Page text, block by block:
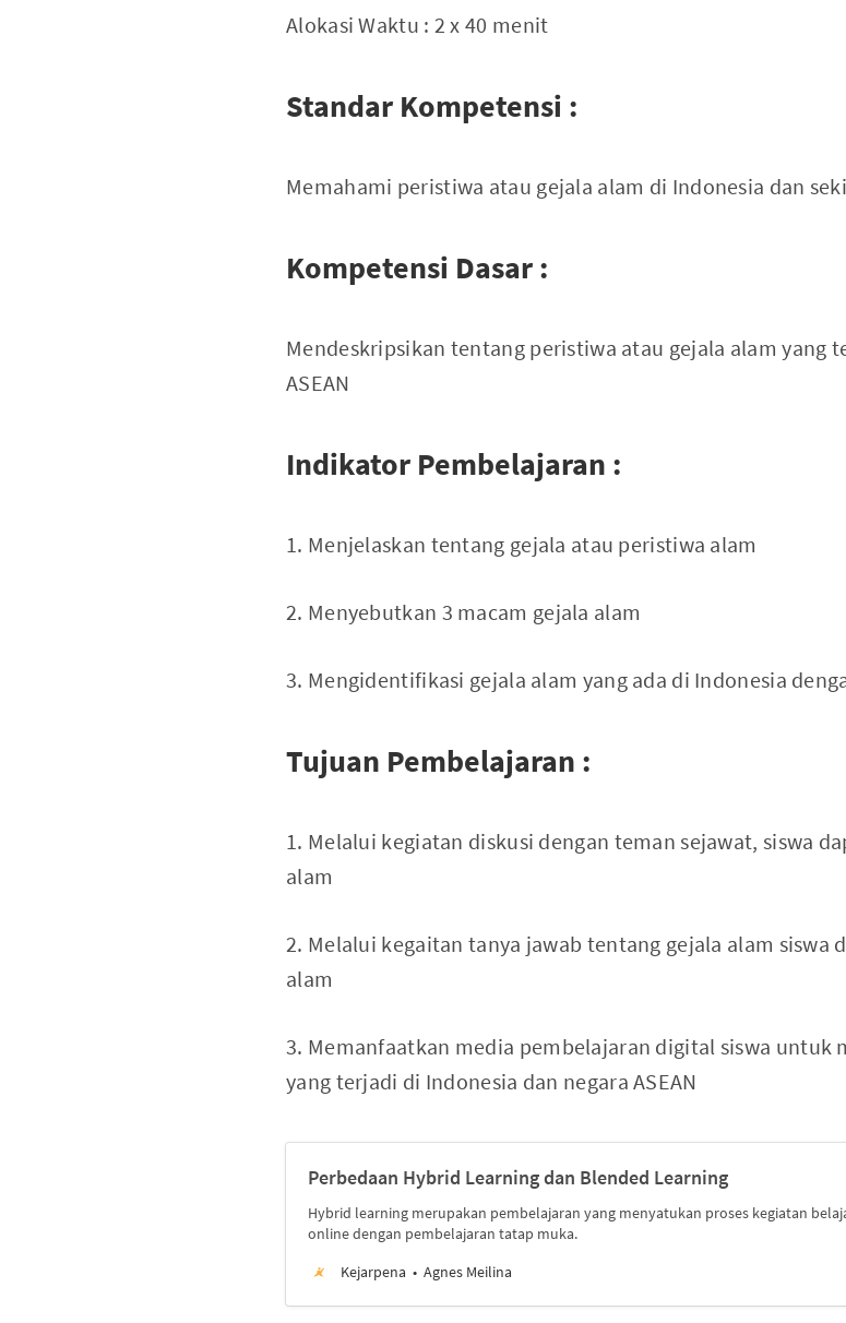
Alokasi Waktu : 2 x 40 menit
Standar Kompetensi :
Memahami peristiwa atau gejala alam di Indonesia dan
Kompetensi Dasar :
Mendeskripsikan tentang peristiwa atau gejala alam yang
ASEAN
Indikator Pembelajaran :
1. Menjelaskan tentang gejala atau peristiwa alam
2. Menyebutkan 3 macam gejala alam
3. Mengidentifikasi gejala alam yang ada di Indonesia
Tujuan Pembelajaran :
1. Melalui kegiatan diskusi dengan teman sejawat, siswa
alam
2. Melalui kegaitan tanya jawab tentang gejala alam siswa
alam
3. Memanfaatkan media pembelajaran digital siswa untuk
yang terjadi di Indonesia dan negara ASEAN
Perbedaan Hybrid Learning dan Blended Learning
Hybrid learning merupakan pembelajaran yang menyatukan proses kegiatan
online dengan pembelajaran tatap muka.
Kejarpena
Agnes Meilina